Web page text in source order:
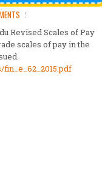
Revised Scales of Pay
scales of pay in the